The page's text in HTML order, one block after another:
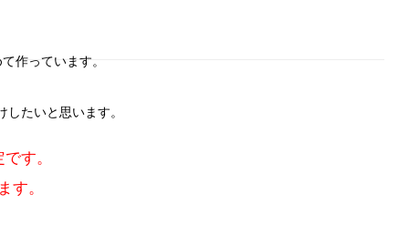
作っています。
たいと思います。
す。
す。